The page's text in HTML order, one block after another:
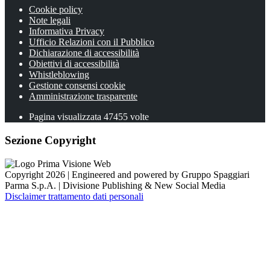
Cookie policy
Note legali
Informativa Privacy
Ufficio Relazioni con il Pubblico
Dichiarazione di accessibilità
Obiettivi di accessibilità
Whistleblowing
Gestione consensi cookie
Amministrazione trasparente
Pagina visualizzata 47455 volte
Sezione Copyright
Copyright 2026 | Engineered and powered by Gruppo Spaggiari
Parma S.p.A. | Divisione Publishing & New Social Media
Disclaimer trattamento dati personali